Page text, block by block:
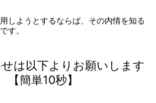
しようとするならば、その内情を知る
す。
は以下よりお願いします
【簡単10秒】